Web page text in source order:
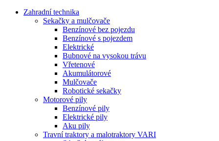
Zahradní technika
Sekačky a mulčovače
Benzínové bez pojezdu
Benzínové s pojezdem
Elektrické
Bubnové na vysokou trávu
Vřetenové
Akumulátorové
Mulčovače
Robotické sekačky
Motorové pily
Benzínové pily
Elektrické pily
Aku pily
Travní traktory a malotraktory VARI